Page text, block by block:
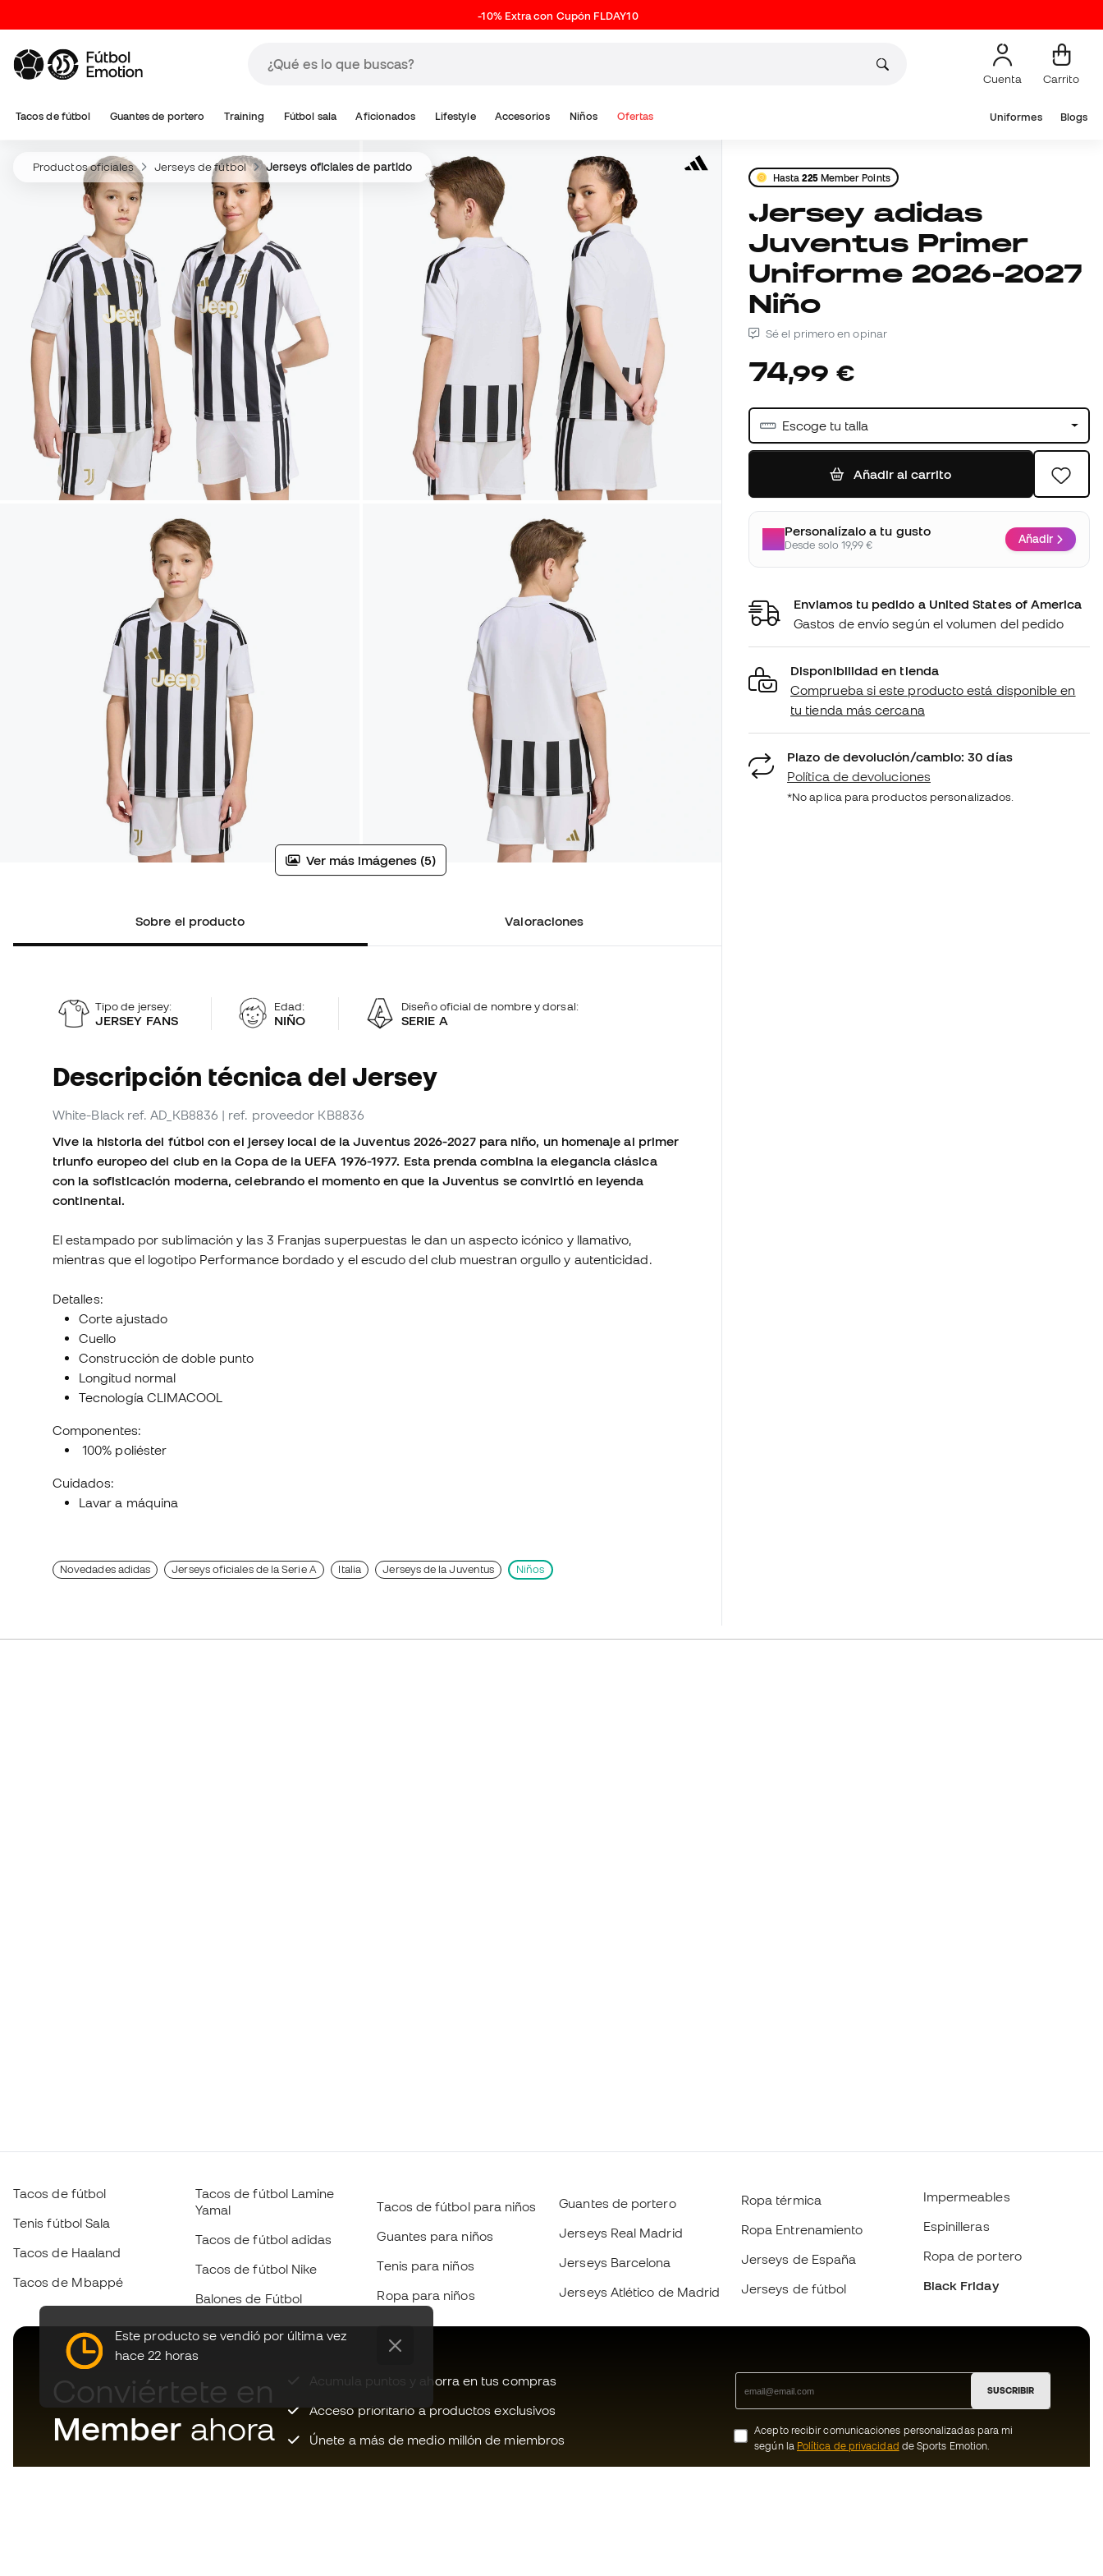
-10% Extra con Cupón FLDAY10
Cuenta Carrito
Tacos de fútbol Guantes de portero Training Fútbol sala Aficionados Lifestyle Accesorios Niños Ofertas Uniformes Blogs
Productos oficiales Jerseys de fútbol Jerseys oficiales de partido
Ver más imágenes (5)
Sobre el producto Valoraciones
Tipo de jersey:
JERSEY FANS
Edad:
NIÑO
Diseño oficial de nombre y dorsal:
SERIE A
Descripción técnica del Jersey
White-Black ref. AD_KB8836 | ref. proveedor KB8836
Vive la historia del fútbol con el jersey local de la Juventus 2026-2027 para niño, un homenaje al primer
triunfo europeo del club en la Copa de la UEFA 1976-1977. Esta prenda combina la elegancia clásica
con la sofisticación moderna, celebrando el momento en que la Juventus se convirtió en leyenda
continental.
El estampado por sublimación y las 3 Franjas superpuestas le dan un aspecto icónico y llamativo,
mientras que el logotipo Performance bordado y el escudo del club muestran orgullo y autenticidad.
Detalles:
Corte ajustado
Cuello
Construcción de doble punto
Longitud normal
Tecnología CLIMACOOL
Componentes:
100% poliéster
Cuidados:
Lavar a máquina
Novedades adidas Jerseys oficiales de la Serie A Italia Jerseys de la Juventus Niños
Hasta225Member Points
Jersey adidas
Juventus Primer
Uniforme 2026-2027
Niño
Sé el primero en opinar
74,99 €
Escoge tu talla
Añadir al carrito
Personalízalo a tu gusto
Desde solo 19,99 € Añadir
Enviamos tu pedido a United States of America
Gastos de envío según el volumen del pedido
Disponibilidad en tienda
Comprueba si este producto está disponible en
tu tienda más cercana
Plazo de devolución/cambio: 30 días
Política de devoluciones
*No aplica para productos personalizados.
Este producto se vendió por última vez
hace 22 horas
Tacos de fútbol
Tenis fútbol Sala
Tacos de Haaland
Tacos de Mbappé
Tacos de fútbol Lamine
Yamal
Tacos de fútbol adidas
Tacos de fútbol Nike
Balones de Fútbol
Tacos de fútbol para niños
Guantes para niños
Tenis para niños
Ropa para niños
Guantes de portero
Jerseys Real Madrid
Jerseys Barcelona
Jerseys Atlético de Madrid
Ropa térmica
Ropa Entrenamiento
Jerseys de España
Jerseys de fútbol
Impermeables
Espinilleras
Ropa de portero
Black Friday
Conviértete en
Member ahora
Acumula puntos y ahorra en tus compras
Acceso prioritario a productos exclusivos
Únete a más de medio millón de miembros
SUSCRIBIR
Acepto recibir comunicaciones personalizadas para mi
según la Política de privacidad de Sports Emotion.